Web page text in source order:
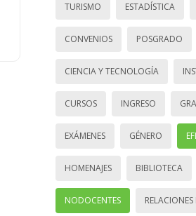
TURISMO ESTADÍSTICA
CONVENIOS POSGRADO
CIENCIA Y TECNOLOGÍA
CURSOS INGRESO
EXÁMENES GÉNERO
HOMENAJES BIBLIOTECA
NODOCENTES